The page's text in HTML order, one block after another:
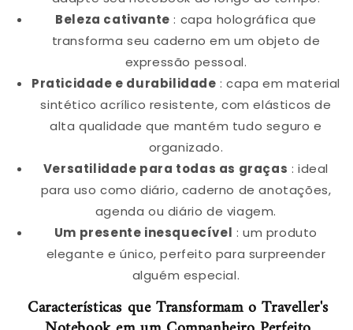
Beleza cativante : capa holográfica que
transforma seu caderno em um objeto de
expressão pessoal.
Praticidade e durabilidade : capa em material
sintético acrílico resistente, com elásticos de
alta qualidade que mantém tudo seguro e
organizado.
Versatilidade para todas as graças : ideal
para uso como diário, caderno de anotações,
agenda ou diário de viagem.
Um presente inesquecível : um produto
elegante e único, perfeito para surpreender
alguém especial.
Características que Transformam o Traveller's